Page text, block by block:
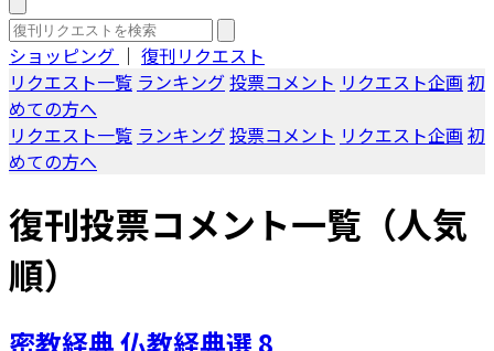
ショッピング ｜ 復刊リクエスト
リクエスト一覧 ランキング投票コメント リクエスト企画 初
めての方へ
リクエスト一覧 ランキング投票コメント リクエスト企画 初
めての方へ
復刊投票コメント一覧（人気
順）
密教経典 仏教経典選 8